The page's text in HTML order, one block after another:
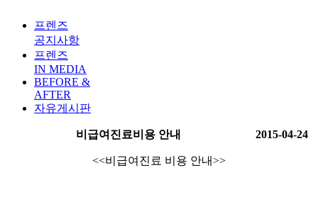
프렌즈
공지사항
프렌즈
IN MEDIA
BEFORE &
AFTER
자유게시판
비급여진료비용 안내 2015-04-24
<<비급여진료 비용 안내>>